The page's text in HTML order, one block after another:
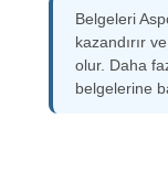
Belgeleri
kazandırır
olur. Daha
belgelerine